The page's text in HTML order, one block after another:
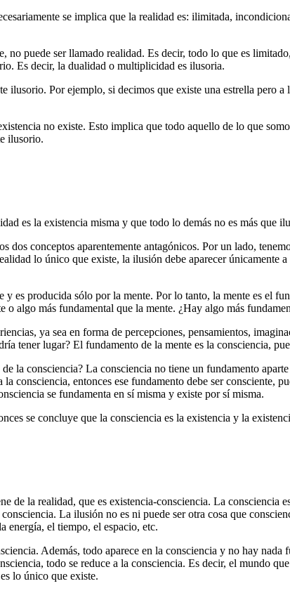
se implica que la realidad es: ilimitada,
no puede ser llamado realidad. Es decir, todo lo que es
Es decir, la dualidad o multiplicidad es ilusoria.
ilusorio. Por ejemplo, si decimos que existe una estrella pero
no existe. Esto implica que todo aquello de lo que
ilusorio.
es la existencia misma y que todo lo demás no es más que
dos conceptos aparentemente antagónicos. Por un lado,
lo único que existe, la ilusión debe aparecer únicamente
y es producida sólo por la mente. Por lo tanto, la mente es el
algo más fundamental que la mente. ¿Hay algo más
ya sea en forma de percepciones, pensamientos,
tener lugar? El fundamento de la mente es la consciencia,
la consciencia? La consciencia no tiene un fundamento
consciencia, entonces ese fundamento debe ser consciente,
se fundamenta en sí misma y existe por sí misma.
se concluye que la consciencia es la existencia y la
de la realidad, que es existencia-consciencia. La consciencia
La ilusión no es ni puede ser otra cosa que
energía, el tiempo, el espacio, etc.
Además, todo aparece en la consciencia y no hay
todo se reduce a la consciencia. Es decir, el mundo
lo único que existe.